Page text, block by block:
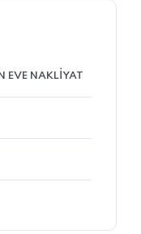
EVE NAKLIYAT